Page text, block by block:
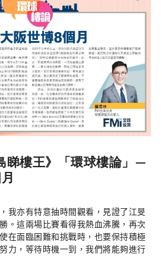
睇樓王》「環球樓論」—
我亦有特意抽時間觀看，見證了江旻
。這兩場比賽看得我熱血沸騰，再次
在面臨困難和挑戰時，也要保持積極
力，等待時機一到，我們將能夠進行